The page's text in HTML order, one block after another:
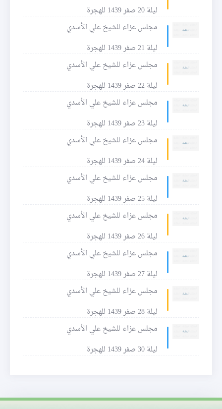
ليلة 20 صفر 1439 للهجرة
مجلس عزاء للشيخ علي الأسدي
ليلة 21 صفر 1439 للهجرة
مجلس عزاء للشيخ علي الأسدي
ليلة 22 صفر 1439 للهجرة
مجلس عزاء للشيخ علي الأسدي
ليلة 23 صفر 1439 للهجرة
مجلس عزاء للشيخ علي الأسدي
ليلة 24 صفر 1439 للهجرة
مجلس عزاء للشيخ علي الأسدي
ليلة 25 صفر 1439 للهجرة
مجلس عزاء للشيخ علي الأسدي
ليلة 26 صفر 1439 للهجرة
مجلس عزاء للشيخ علي الأسدي
ليلة 27 صفر 1439 للهجرة
مجلس عزاء للشيخ علي الأسدي
ليلة 28 صفر 1439 للهجرة
مجلس عزاء للشيخ علي الأسدي
ليلة 30 صفر 1439 للهجرة